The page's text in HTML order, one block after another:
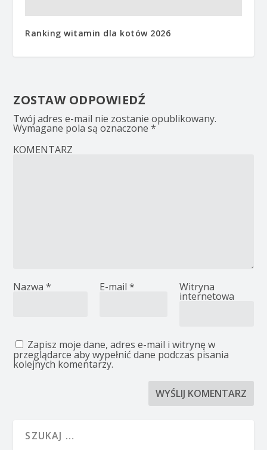
Ranking witamin dla kotów 2026
ZOSTAW ODPOWIEDŹ
Twój adres e-mail nie zostanie opublikowany.
Wymagane pola są oznaczone*
KOMENTARZ
Nazwa* E-mail * Witryna
internetowa
Zapisz moje dane, adres e-mail i witrynę w
przeglądarce aby wypełnić dane podczas pisania
kolejnych komentarzy.